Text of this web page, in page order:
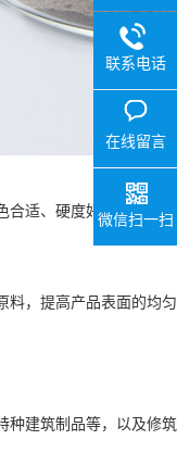
适、硬度好、韧性好
，提高产品表面的均
建筑制品等，以及修
联系电话
在线留言
微信扫一扫